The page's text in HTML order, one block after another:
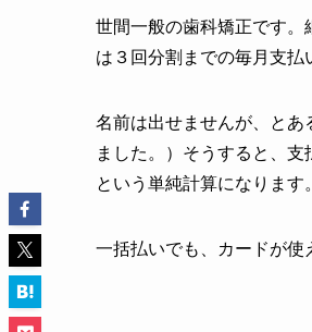
世間一般の歯科矯正です。
は３回分割までの毎月支払
名前は出せませんが、とあ
ました。）そうすると、
という単純計算になります。
一括払いでも、カードが使